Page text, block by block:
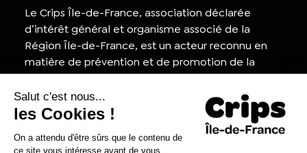
Le Crips Île-de-France, association déclarée
d’intérêt général et organisme associé de la
Région Île-de-France, est un acteur reconnu en
matière de prévention et de promotion de la
santé, ainsi que dans la lutte contre le VIH/sida.
Appel d'offres Contactez-nous